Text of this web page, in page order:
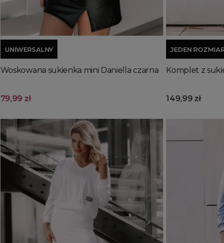
UNIWERSALNY
Woskowana sukienka mini Daniella czarna
79,99 zł
JEDEN
Komplet z
149,99 zł